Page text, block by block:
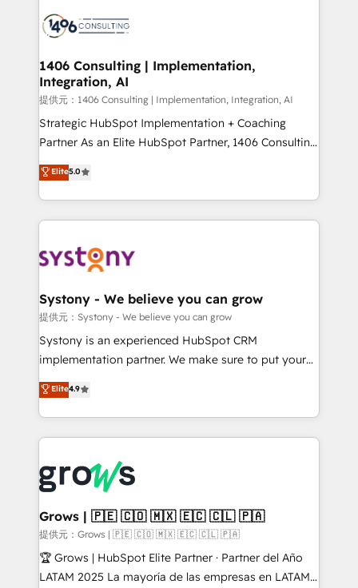
to accompany companies on their digital
transformation journey.
Onboarding - Data Migration & Integrations -
Revenue Operations - Inbound Marketing -
Outbound Marketing - HubSpot CMS Website
Design & Development We empower our clients to
reach their full potential by providing transparent,
relationship-driven support. With over 300 HubSpot
technical know-how and strategic guidance you
need to succeed.
1406 Consulting | Implementation,
Integration, AI
提供元：1406 Consulting | Implementation, Integration, AI
Strategic HubSpot Implementation + Coaching
Partner As an Elite HubSpot Partner, 1406 Consulting
helps mid-market revenue teams transform how
they sell, market, and serve. We don't just build your
HubSpot—we teach your team to own it, then stay
to help you keep winning. What We Do ⚙️ CRM
Data & Content 📈 Sales & Marketing Alignment +
Agent Creation 🔄 Custom Integrations & Data
Migration Why 1406 We become part of your team.
Your team learns while we build. We fix what others
broke. Built for mid-market reality—practical
constraints. By the Numbers 🏆 Top 1% of all
HubSpot partners 🔄 Top 5% globally in client
and sales ops at mid-market companies ready to
move beyond spreadsheets into unified systems
that drive real business results.
Elite5.0
Systony - We believe you can grow
提供元：Systony - We believe you can grow
Systony is an experienced HubSpot CRM
implementation partner. We make sure to put your
organization's needs and goals first and think along
with your organization. We are only satisfied once
you are too. Why Systony? - 20+ years of
experience with CRM, Marketing, Sales & Service
Own back-end developers - Complex data
migrations (e.g. Salesforce, MS Dynamics, Perfect
View, SuperOffice) - Custom integrations (e.g. MS
Business Central, Navision, AX, SAP, Exact, AFAS) We
focus on growing B2B companies in the SME sector
such as manufacturing, SaaS, business services and
Elite4.9
Grows | 🇵🇪 🇨🇴 🇲🇽 🇪🇨 🇨🇱 🇵🇦
提供元：Grows | 🇵🇪 🇨🇴 🇲🇽 🇪🇨 🇨🇱 🇵🇦
🏆 Grows | HubSpot Elite Partner · Partner del Año
LATAM 2025 La mayoría de las empresas en LATAM